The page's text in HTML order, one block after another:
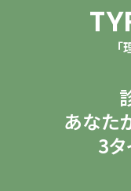
あなた
3